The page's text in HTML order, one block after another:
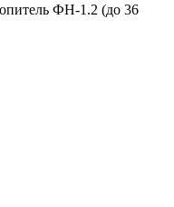
ФН-1.2 (до 36